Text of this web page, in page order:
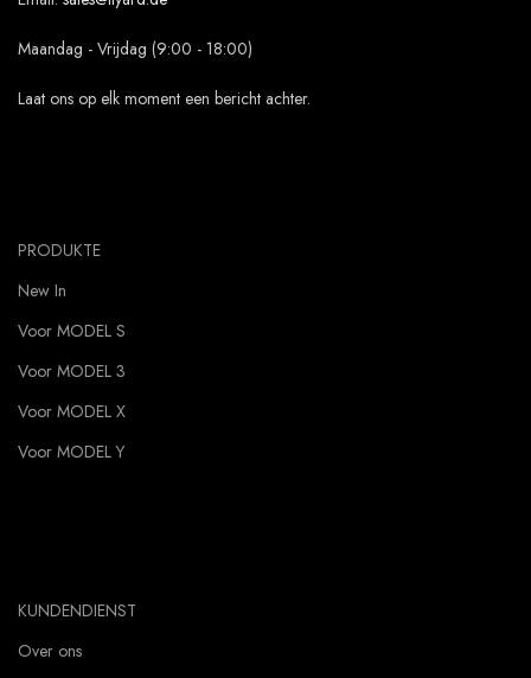
Maandag - Vrijdag (9:00 - 18:00)
Laat ons op elk moment een bericht achter.
PRODUKTE
New In
Voor MODEL S
Voor MODEL 3
Voor MODEL X
Voor MODEL Y
KUNDENDIENST
Over ons